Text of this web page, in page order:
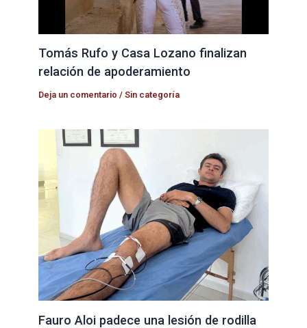
Tomás Rufo y Casa Lozano finalizan
relación de apoderamiento
Deja un comentario /Sin categoría
Fauro Aloi padece una lesión de rodilla